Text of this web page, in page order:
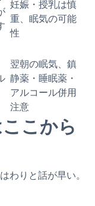
妊娠・授乳は慎
重、眠気の可能
性
翌朝の眠気、鎮
静薬・睡眠薬・
アルコール併用
注意
こから
わりと話が早い。